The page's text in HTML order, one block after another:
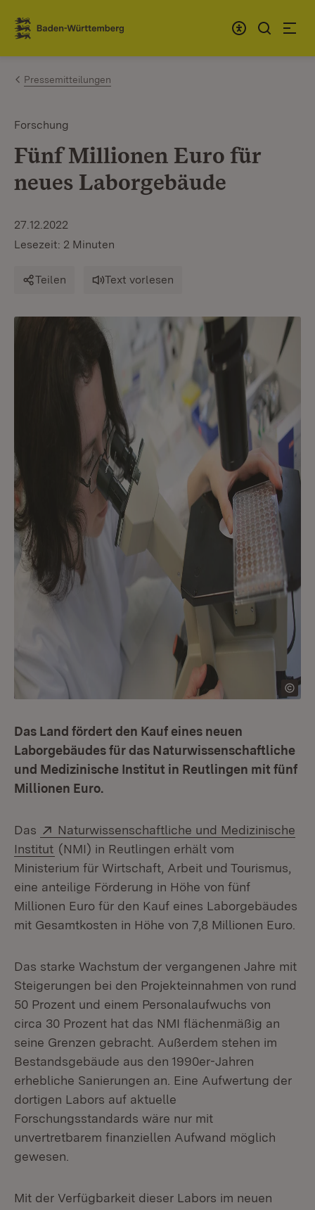
Zum Inhalt springen
Link zur Startseite
Pressemitteilungen
Forschung
Fünf Millionen Euro für
neues Laborgebäude
27.12.2022
Lesezeit: 2 Minuten
Teilen Text vorlesen
Das Land fördert den Kauf eines neuen
Laborgebäudes für das Naturwissenschaftliche
und Medizinische Institut in Reutlingen mit fünf
Millionen Euro.
Das Extern:
Naturwissenschaftliche und Medizinische
Institut (Öffnet in neuem Fenster)
(NMI) in Reutlingen erhält vom
Ministerium für Wirtschaft, Arbeit und Tourismus,
eine anteilige Förderung in Höhe von fünf
Millionen Euro für den Kauf eines Laborgebäudes
mit Gesamtkosten in Höhe von 7,8 Millionen Euro.
Das starke Wachstum der vergangenen Jahre mit
Steigerungen bei den Projekteinnahmen von rund
50 Prozent und einem Personalaufwuchs von
circa 30 Prozent hat das NMI flächenmäßig an
seine Grenzen gebracht. Außerdem stehen im
Bestandsgebäude aus den 1990er-Jahren
erhebliche Sanierungen an. Eine Aufwertung der
dortigen Labors auf aktuelle
Forschungsstandards wäre nur mit
unvertretbarem finanziellen Aufwand möglich
gewesen.
Mit der Verfügbarkeit dieser Labors im neuen